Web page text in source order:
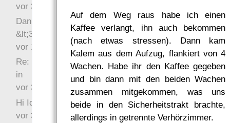
Auf dem Weg raus habe ich einen
Kaffee verlangt, ihn auch bekommen
(nach etwas stressen). Dann kam
Kalem aus dem Aufzug, flankiert von 4
Wachen. Habe ihr den Kaffee gegeben
und bin dann mit den beiden Wachen
zusammen mitgekommen, was uns
beide in den Sicherheitstrakt brachte,
allerdings in getrennte Verhörzimmer.
vor 34 Wochen 3 Tage
Danke für das Statement
&lt;3
vor 1 Jahr 48 Wochen
Re: Hi Ich bin völlig neu
in
vor 3 Jahre 32 Wochen
Hi Ich bin völlig neu in
vor 3 Jahre 45 Wochen